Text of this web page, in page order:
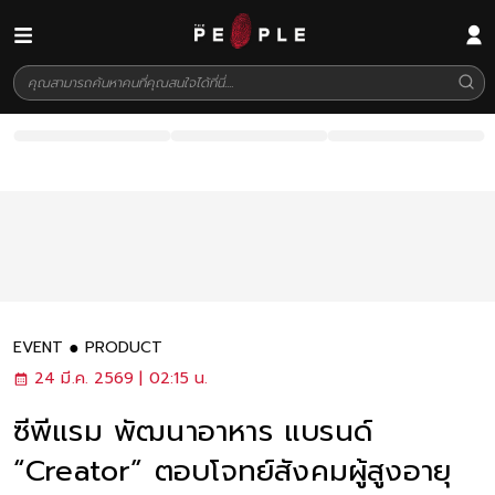
EVENT
PRODUCT
24 มี.ค. 2569 | 02:15 น.
ซีพีแรม พัฒนาอาหาร แบรนด์
“Creator” ตอบโจทย์สังคมผู้สูงอายุ